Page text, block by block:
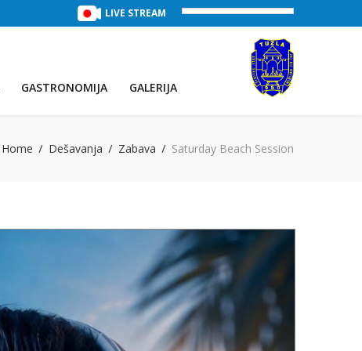
TREĆE JEZERO (Voda:28 °C, Salinitet:30 g/L)
LIVE STREAM
GASTRONOMIJA GALERIJA
Home Dešavanja Zabava Saturday Beach Session